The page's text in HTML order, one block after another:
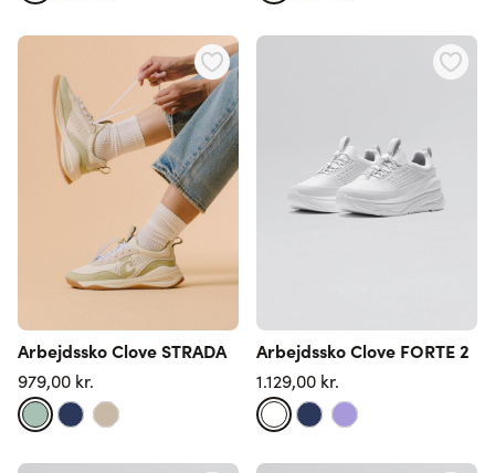
Arbejdssko Clove STRADA
979,00 kr.
Arbejdssko Clove FORTE 2
1.129,00 kr.